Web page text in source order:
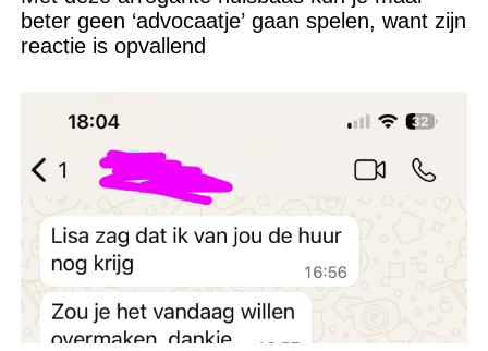
beter geen ‘advocaatje’ gaan spelen, want zijn
reactie is opvallend